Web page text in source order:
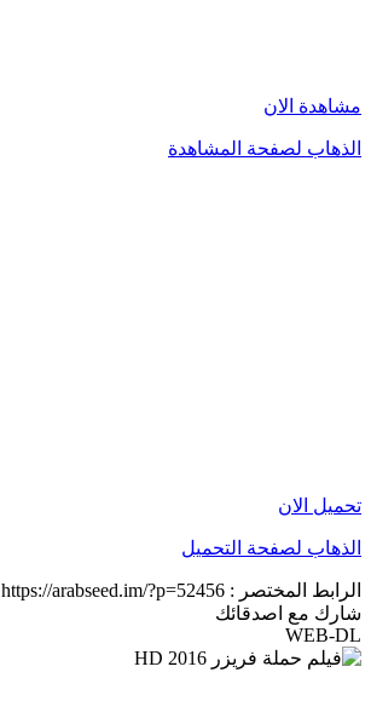
مشاهدة الان
الذهاب لصفحة المشاهدة
تحميل الان
الذهاب لصفحة التحميل
الرابط المختصر : https://arabseed.im/?p=52456
شارك مع اصدقائك
WEB-DL